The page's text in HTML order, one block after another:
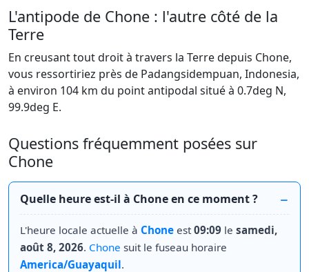
L'antipode de Chone : l'autre côté de la
Terre
En creusant tout droit à travers la Terre depuis Chone,
vous ressortiriez près de Padangsidempuan, Indonesia,
à environ 104 km du point antipodal situé à 0.7deg N,
99.9deg E.
Questions fréquemment posées sur
Chone
Quelle heure est-il à Chone en ce moment ?
L'heure locale actuelle à Chone est09:09 le samedi,
août 8, 2026. Chone suit le fuseau horaire
America/Guayaquil.